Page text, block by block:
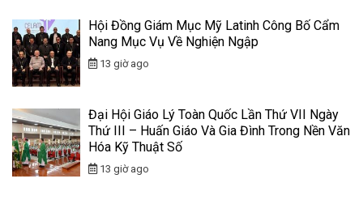
Hội Đồng Giám Mục Mỹ Latinh Công Bố Cẩm
Nang Mục Vụ Về Nghiện Ngập
13 giờ ago
Đại Hội Giáo Lý Toàn Quốc Lần Thứ VII Ngày
Thứ III – Huấn Giáo Và Gia Đình Trong Nền Văn
Hóa Kỹ Thuật Số
13 giờ ago